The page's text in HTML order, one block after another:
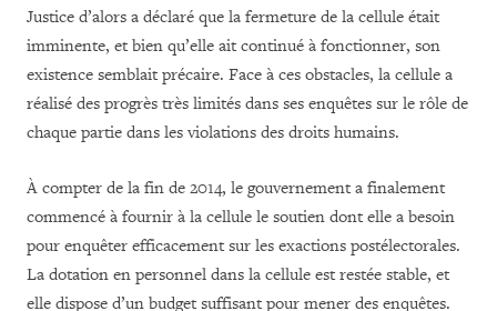
Justice d’alors a déclaré que la fermeture de la cellule était
imminente, et bien qu’elle ait continué à fonctionner, son
existence semblait précaire. Face à ces obstacles, la cellule a
réalisé des progrès très limités dans ses enquêtes sur le rôle de
chaque partie dans les violations des droits humains.
À compter de la fin de 2014, le gouvernement a finalement
commencé à fournir à la cellule le soutien dont elle a besoin
pour enquêter efficacement sur les exactions postélectorales.
La dotation en personnel dans la cellule est restée stable, et
elle dispose d’un budget suffisant pour mener des enquêtes.